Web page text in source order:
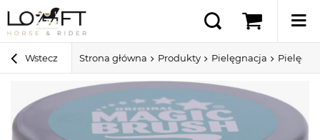
Wstecz Strona główna Produkty Pielęgnacja